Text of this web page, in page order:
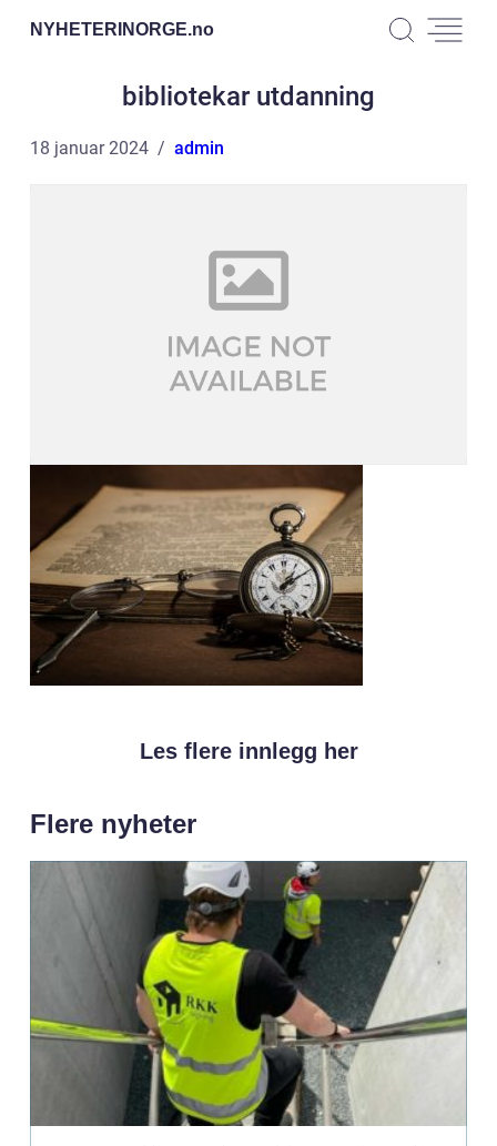
NYHETERINORGE.no
bibliotekar utdanning
18 januar 2024 admin
Les flere innlegg her
Flere nyheter